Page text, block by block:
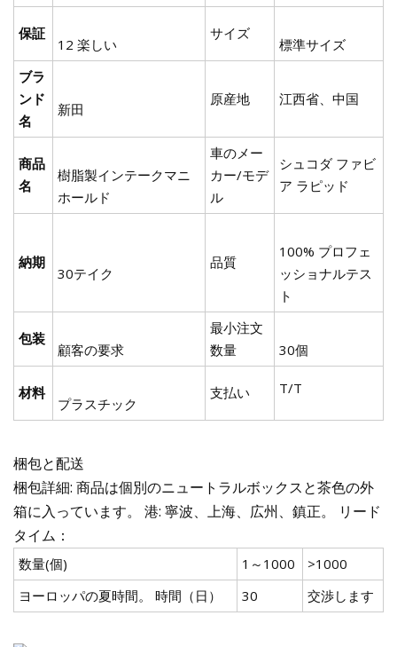
保証
12 楽しい
サイズ
標準サイズ
ブラ
ンド
名
新田
原産地 江西省、中国
商品
名
樹脂製インテークマニ
ホールド
車のメー
カー/モデ
ル
シュコダ ファビ
ア ラピッド
納期
30テイク
品質
100% プロフェ
ッショナルテス
ト
包装
顧客の要求
最小注文
数量
30個
材料
プラスチック
支払い T/T
梱包と配送
梱包詳細: 商品は個別のニュートラルボックスと茶色の外
箱に入っています。 港: 寧波、上海、広州、鎮正。 リード
タイム：
数量(個) 1～1000
>1000
ヨーロッパの夏時間。 時間（日）
30 交渉します